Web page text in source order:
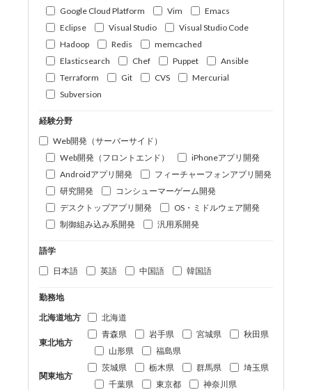
Google Cloud Platform
Vim
Emacs
Eclipse
Visual Studio
Visual Studio Code
Hadoop
Redis
memcached
Elasticsearch
Chef Puppet
Ansible
Terraform
Git CVS
Mercurial
Subversion
経験分野
Web開発（サーバーサイド）
Web開発（フロントエンド）
iPhoneアプリ開発
Androidアプリ開発
フィーチャーフォンアプリ開発
研究開発
コンシューマーゲーム開発
デスクトップアプリ開発
OS・ミドルウェア開発
制御組み込み系開発
汎用系開発
語学
日本語
英語 中国語 韓国語
勤務地
北海道地方
北海道
東北地方
青森県 岩手県 宮城県
秋田県
山形県
福島県
関東地方
茨城県 栃木県 群馬県
埼玉県
千葉県
東京都 神奈川県